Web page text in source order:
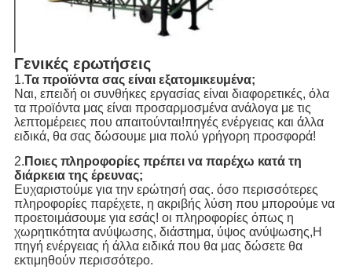
Γενικές ερωτήσεις
1.Τα προϊόντα σας είναι εξατομικευμένα;
Ναι, επειδή οι συνθήκες εργασίας είναι διαφορετικές, όλα
τα προϊόντα μας είναι προσαρμοσμένα ανάλογα με τις
λεπτομέρειες που απαιτούνται!πηγές ενέργειας και άλλα
ειδικά, θα σας δώσουμε μια πολύ γρήγορη προσφορά!
2. Ποιες πληροφορίες πρέπει να παρέχω κατά τη
διάρκεια της έρευνας;
Ευχαριστούμε για την ερώτησή σας. όσο περισσότερες
πληροφορίες παρέχετε, η ακριβής λύση που μπορούμε να
προετοιμάσουμε για εσάς! οι πληροφορίες όπως η
χωρητικότητα ανύψωσης, διάστημα, ύψος ανύψωσης,Η
πηγή ενέργειας ή άλλα ειδικά που θα μας δώσετε θα
εκτιμηθούν περισσότερο.